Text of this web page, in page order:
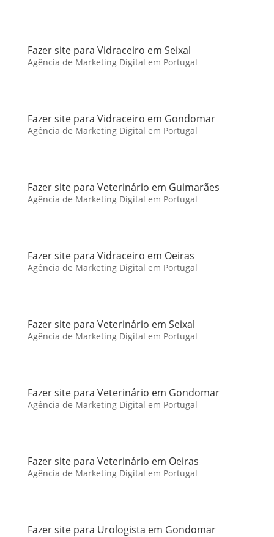
Fazer site para Vidraceiro em Seixal
Agência de Marketing Digital em Portugal
Fazer site para Vidraceiro em Gondomar
Agência de Marketing Digital em Portugal
Fazer site para Veterinário em Guimarães
Agência de Marketing Digital em Portugal
Fazer site para Vidraceiro em Oeiras
Agência de Marketing Digital em Portugal
Fazer site para Veterinário em Seixal
Agência de Marketing Digital em Portugal
Fazer site para Veterinário em Gondomar
Agência de Marketing Digital em Portugal
Fazer site para Veterinário em Oeiras
Agência de Marketing Digital em Portugal
Fazer site para Urologista em Gondomar